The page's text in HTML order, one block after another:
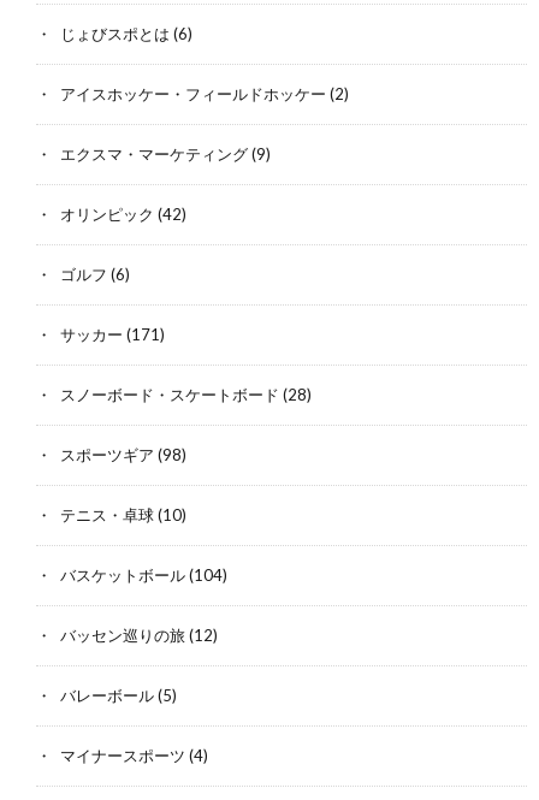
じょびスポとは (6)
アイスホッケー・フィールドホッケー (2)
エクスマ・マーケティング(9)
オリンピック (42)
ゴルフ (6)
サッカー (171)
スノーボード・スケートボード (28)
スポーツギア (98)
テニス・卓球(10)
バスケットボール(104)
バッセン巡りの旅(12)
バレーボール(5)
マイナースポーツ (4)